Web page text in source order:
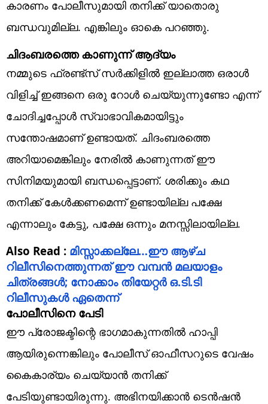
കാരണം പോലീസുമായി തനിക്ക് യാതൊരു
ബന്ധവുമില്ല. എങ്കിലും ഓകെ പറഞ്ഞു.
ചിദംബരത്തെ കാണുന്ന് ആദ്യം
നമ്മുടെ ഫ്രണ്ട്‌സ് സര്‍ക്കിളില്‍ ഇല്ലാത്ത ഒരാള്‍
വിളിച്ച് ഇങ്ങനെ ഒരു റോള്‍ ചെയ്യുന്നുണ്ടോ എന്ന്
ചോദിച്ചപ്പോള്‍ സ്വാഭാവികമായിട്ടും
സന്തോഷമാണ് ഉണ്ടായത്. ചിദംബരത്തെ
അറിയാമെങ്കിലും നേരില്‍ കാണുന്നത് ഈ
സിനിമയുമായി ബന്ധപ്പെട്ടാണ്. ശരിക്കും കഥ
തനിക്ക് കേള്‍ക്കണമെന്ന് ഉണ്ടായില്ല പക്ഷേ
എന്നാലും കേട്ടു, പക്ഷേ ഒന്നും മനസ്സിലായില്ല.
Also Read : മിസ്സാക്കല്ലേ…ഈ ആഴ്ച
റിലീസിനെത്തുന്നത് ഈ വമ്പന്‍ മലയാളം
ചിത്രങ്ങള്‍; നോക്കാം തിയേറ്റര്‍ ഒ.ടി.ടി
റിലീസുകള്‍ ഏതെന്ന്
പോലീസിനെ പേടി
ഈ പ്രോജക്ടിന്റെ ഭാഗമാകുന്നതില്‍ ഹാപ്പി
ആയിരുന്നെങ്കിലും പോലീസ് ഓഫീസറുടെ വേഷം
കൈകാര്യം ചെയ്യാന്‍ തനിക്ക്
പേടിയുണ്ടായിരുന്നു. അഭിനയിക്കാന്‍‍ ടെന്‍ഷന്‍